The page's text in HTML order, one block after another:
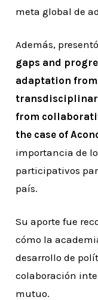
meta global de
Además,
gaps and
adaptation
from
the case of
importancia de
participativos
país.
Su aporte fue
cómo la
desarrollo de
colaboración
mutuo.